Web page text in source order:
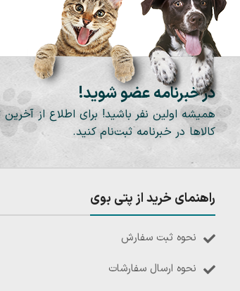
در خبرنامه عضو شوید!
همیشه اولین نفر باشید! برای اطلاع از
کالاها در خبرنامه ثبت‌نام کنید.
راهنمای خرید از پتی بوی
نحوه ثبت سفارش
نحوه ارسال سفارشات